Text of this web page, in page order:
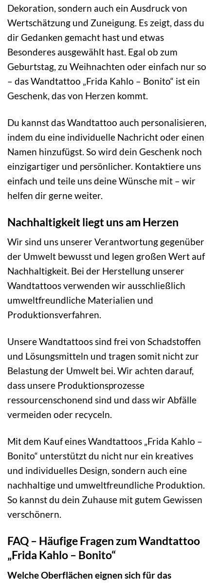
Dekoration, sondern auch ein Ausdruck von
Wertschätzung und Zuneigung. Es zeigt, dass du
dir Gedanken gemacht hast und etwas
Besonderes ausgewählt hast. Egal ob zum
Geburtstag, zu Weihnachten oder einfach nur so
– das Wandtattoo „Frida Kahlo – Bonito“ ist ein
Geschenk, das von Herzen kommt.
Du kannst das Wandtattoo auch personalisieren,
indem du eine individuelle Nachricht oder einen
Namen hinzufügst. So wird dein Geschenk noch
einzigartiger und persönlicher. Kontaktiere uns
einfach und teile uns deine Wünsche mit – wir
helfen dir gerne weiter.
Nachhaltigkeit liegt uns am Herzen
Wir sind uns unserer Verantwortung gegenüber
der Umwelt bewusst und legen großen Wert auf
Nachhaltigkeit. Bei der Herstellung unserer
Wandtattoos verwenden wir ausschließlich
umweltfreundliche Materialien und
Produktionsverfahren.
Unsere Wandtattoos sind frei von Schadstoffen
und Lösungsmitteln und tragen somit nicht zur
Belastung der Umwelt bei. Wir achten darauf,
dass unsere Produktionsprozesse
ressourcenschonend sind und dass wir Abfälle
vermeiden oder recyceln.
Mit dem Kauf eines Wandtattoos „Frida Kahlo –
Bonito“ unterstützt du nicht nur ein kreatives
und individuelles Design, sondern auch eine
nachhaltige und umweltfreundliche Produktion.
So kannst du dein Zuhause mit gutem Gewissen
verschönern.
FAQ – Häufige Fragen zum Wandtattoo
„Frida Kahlo – Bonito“
Welche Oberflächen eignen sich für das